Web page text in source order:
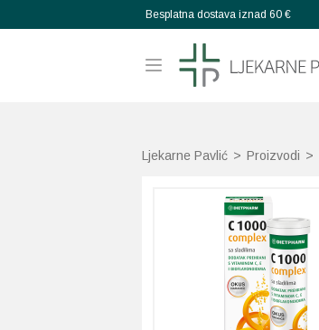
Besplatna dostava iznad 60 €
Ljekarne Pavlić > Proizvodi >